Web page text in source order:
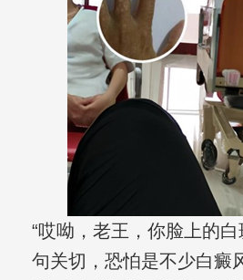
“哎呦，老王，你脸上的
句关切，恐怕是不少白癜